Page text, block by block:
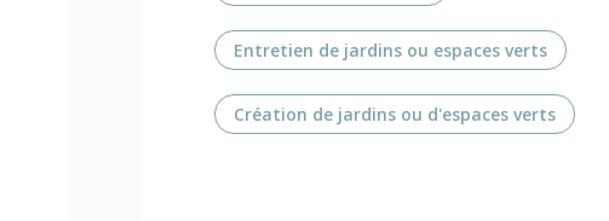
Entretien de jardins ou espaces verts
Création de jardins ou d'espaces verts